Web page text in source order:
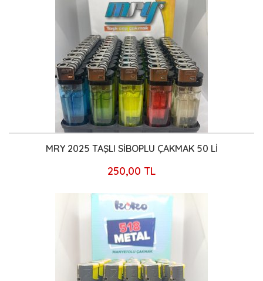
MRY 2025 TAŞLI SİBOPLU ÇAKMAK 50 Lİ
250,00 TL